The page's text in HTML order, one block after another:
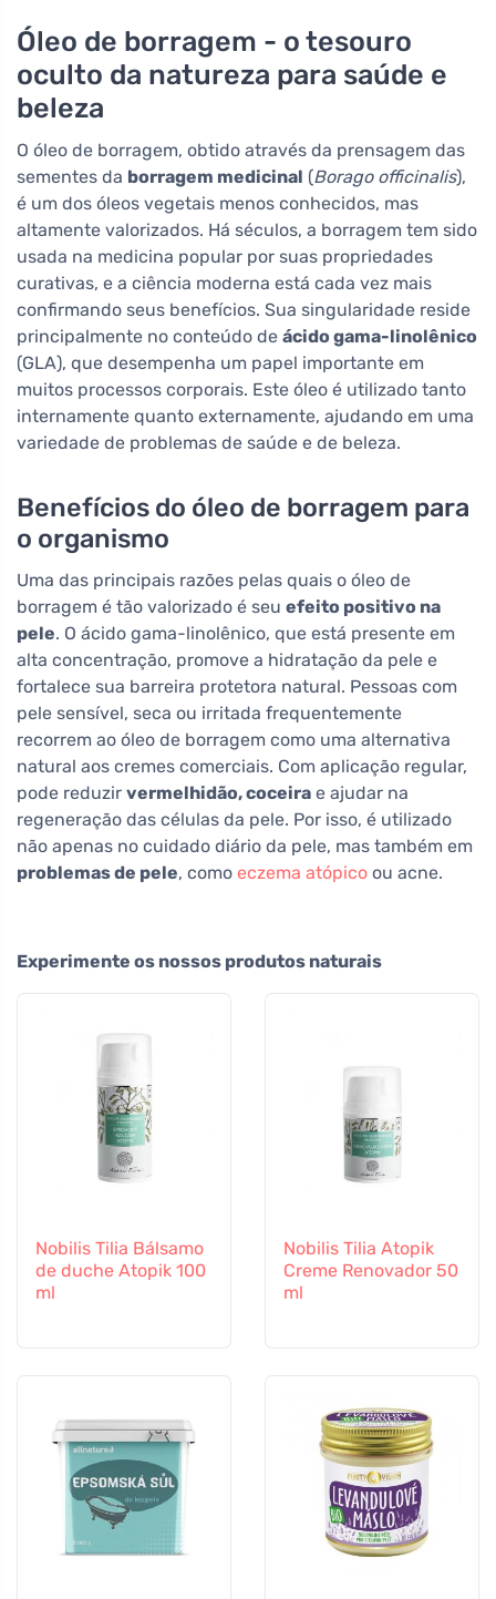
Óleo de borragem - o tesouro
oculto da natureza para saúde e
beleza
O óleo de borragem, obtido através da prensagem das
sementes da borragem medicinal (Borago officinalis),
é um dos óleos vegetais menos conhecidos, mas
altamente valorizados. Há séculos, a borragem tem sido
usada na medicina popular por suas propriedades
curativas, e a ciência moderna está cada vez mais
confirmando seus benefícios. Sua singularidade reside
principalmente no conteúdo de ácido gama-linolênico
(GLA), que desempenha um papel importante em
muitos processos corporais. Este óleo é utilizado tanto
internamente quanto externamente, ajudando em uma
variedade de problemas de saúde e de beleza.
Benefícios do óleo de borragem para
o organismo
Uma das principais razões pelas quais o óleo de
borragem é tão valorizado é seu efeito positivo na
pele. O ácido gama-linolênico, que está presente em
alta concentração, promove a hidratação da pele e
fortalece sua barreira protetora natural. Pessoas com
pele sensível, seca ou irritada frequentemente
recorrem ao óleo de borragem como uma alternativa
natural aos cremes comerciais. Com aplicação regular,
pode reduzir vermelhidão, coceira e ajudar na
regeneração das células da pele. Por isso, é utilizado
não apenas no cuidado diário da pele, mas também em
problemas de pele, como eczema atópico ou acne.
Experimente os nossos produtos naturais
Nobilis Tilia Bálsamo
de duche Atopik 100
ml
Nobilis Tilia Atopik
Creme Renovador 50
ml